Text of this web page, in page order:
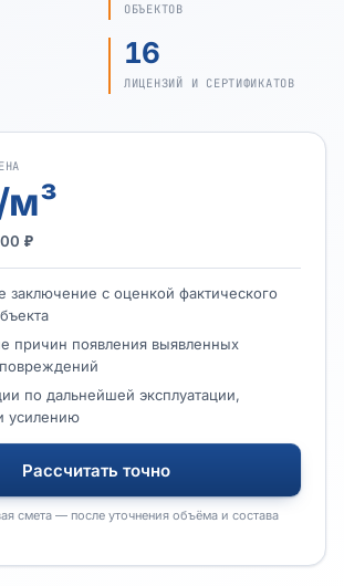
ОБЪЕКТОВ
16
ЛИЦЕНЗИЙ И СЕРТИФИКАТОВ
м³
₽
заключение с оценкой фактического
причин появления выявленных
по дальнейшей эксплуатации,
усилению
Рассчитать точно
смета — после уточнения объёма и состава